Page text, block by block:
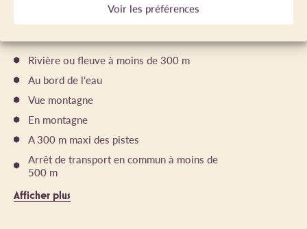
Voir les préférences
ENVIRONNEMENTS
Rivière ou fleuve à moins de 300 m
Au bord de l'eau
Vue montagne
En montagne
A 300 m maxi des pistes
Arrêt de transport en commun à moins de
500 m
Afficher plus